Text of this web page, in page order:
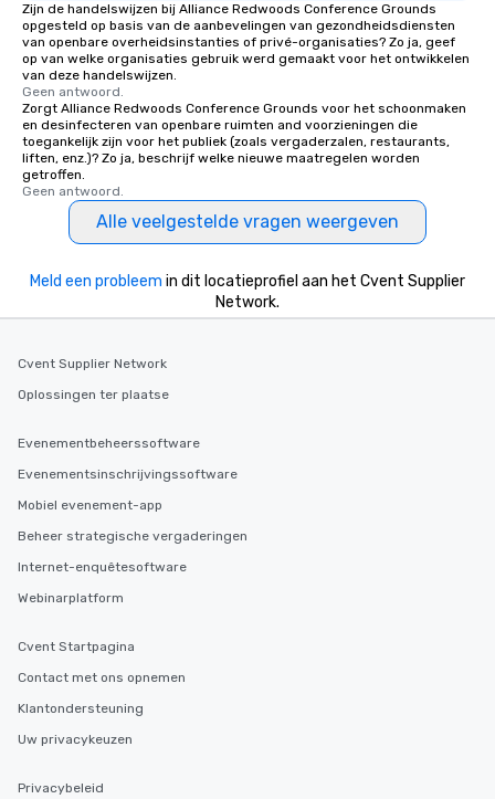
Zijn de handelswijzen bij Alliance Redwoods Conference Grounds
opgesteld op basis van de aanbevelingen van gezondheidsdiensten
van openbare overheidsinstanties of privé-organisaties? Zo ja, geef
op van welke organisaties gebruik werd gemaakt voor het ontwikkelen
van deze handelswijzen.
Geen antwoord.
Zorgt Alliance Redwoods Conference Grounds voor het schoonmaken
en desinfecteren van openbare ruimten and voorzieningen die
toegankelijk zijn voor het publiek (zoals vergaderzalen, restaurants,
liften, enz.)? Zo ja, beschrijf welke nieuwe maatregelen worden
getroffen.
Geen antwoord.
Alle veelgestelde vragen weergeven
Meld een probleem in dit locatieprofiel aan het Cvent Supplier
Network.
Cvent Supplier Network
Oplossingen ter plaatse
Evenementbeheerssoftware
Evenementsinschrijvingssoftware
Mobiel evenement-app
Beheer strategische vergaderingen
Internet-enquêtesoftware
Webinarplatform
Cvent Startpagina
Contact met ons opnemen
Klantondersteuning
Uw privacykeuzen
Privacybeleid